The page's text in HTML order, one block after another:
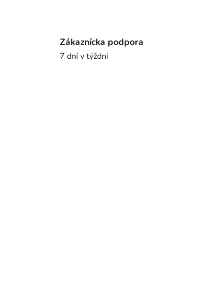
Zákaznícka podpora
7 dní v týždni